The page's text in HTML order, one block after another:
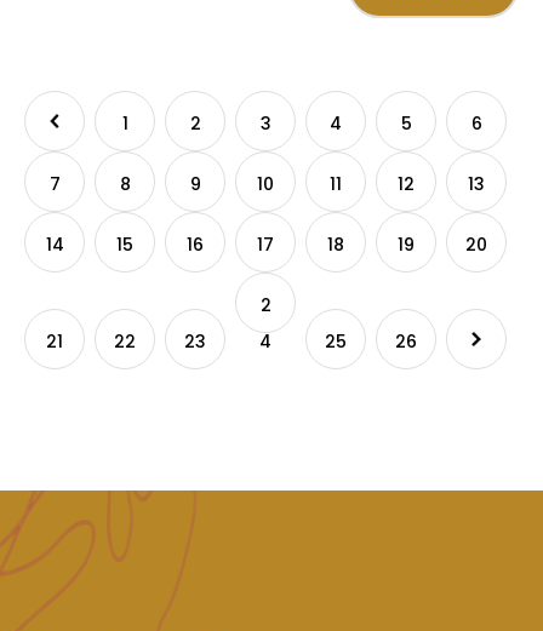
1 2 3 4 5 6
7 8 9 10 11 12 13
14 15 16 17 18 19 20
21 22 23
2
4
25 26